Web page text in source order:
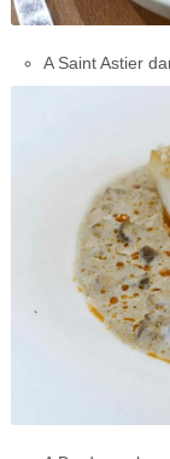
A Saint Astier